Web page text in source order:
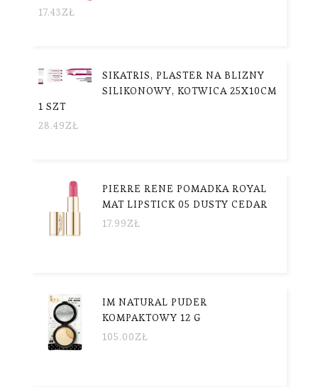
17.43ZŁ
SIKATRIS, PLASTER NA BLIZNY
SILIKONOWY, KOTWICA 25X10CM
1 SZT
28.49ZŁ
PIERRE RENE POMADKA ROYAL
MAT LIPSTICK 05 DUSTY CEDAR
17.99ZŁ
IM NATURAL PUDER
KOMPAKTOWY 12 G
105.00ZŁ